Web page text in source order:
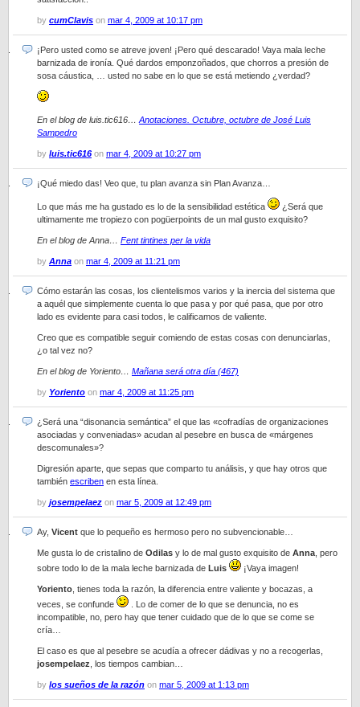
by cumClavis on mar 4, 2009 at 10:17 pm
¡Pero usted como se atreve joven! ¡Pero qué descarado! Vaya mala leche
barnizada de ironía. Qué dardos emponzoñados, que chorros a presión de
sosa cáustica, … usted no sabe en lo que se está metiendo ¿verdad?
En el blog de luis.tic616… Anotaciones. Octubre, octubre de José Luis
Sampedro
by luis.tic616 on mar 4, 2009 at 10:27 pm
¡Qué miedo das! Veo que, tu plan avanza sin Plan Avanza…
Lo que más me ha gustado es lo de la sensibilidad estética
¿Será que
ultimamente me tropiezo con pogüerpoints de un mal gusto exquisito?
En el blog de Anna… Fent tintines per la vida
by Anna on mar 4, 2009 at 11:21 pm
Cómo estarán las cosas, los clientelismos varios y la inercia del sistema que
a aquél que simplemente cuenta lo que pasa y por qué pasa, que por otro
lado es evidente para casi todos, le calificamos de valiente.
Creo que es compatible seguir comiendo de estas cosas con denunciarlas,
¿o tal vez no?
En el blog de Yoriento… Mañana será otra día (467)
by Yoriento on mar 4, 2009 at 11:25 pm
¿Será una “disonancia semántica” el que las «cofradías de organizaciones
asociadas y conveniadas» acudan al pesebre en busca de «márgenes
descomunales»?
Digresión aparte, que sepas que comparto tu análisis, y que hay otros que
también escriben en esta línea.
by josempelaez on mar 5, 2009 at 12:49 pm
Ay, Vicent que lo pequeño es hermoso pero no subvencionable…
Me gusta lo de cristalino de Odilas y lo de mal gusto exquisito de Anna , pero
sobre todo lo de la mala leche barnizada de Luis ¡Vaya imagen!
Yoriento , tienes toda la razón, la diferencia entre valiente y bocazas, a
veces, se confunde
. Lo de comer de lo que se denuncia, no es
incompatible, no, pero hay que tener cuidado que de lo que se come se
cría…
El caso es que al pesebre se acudía a ofrecer dádivas y no a recogerlas,
josempelaez , los tiempos cambian…
by los sueños de la razón on mar 5, 2009 at 1:13 pm